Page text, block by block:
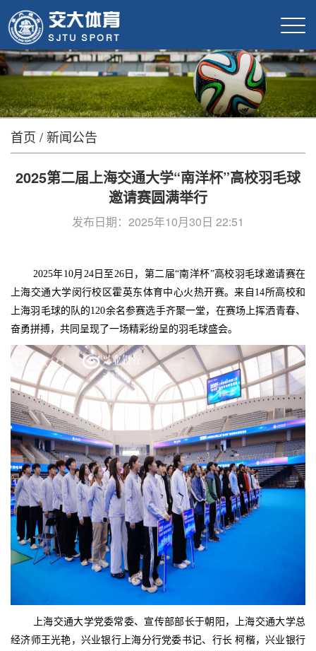
首页 /新闻公告
2025第二届上海交通大学“南洋杯”高校羽毛球
邀请赛圆满举行
发布日期：2025年10月30日 22:51
2025年10月24日至26日，第二届“南洋杯”高校羽毛球邀请赛在
上海交通大学闵行校区霍英东体育中心火热开赛。来自14所高校和
上海羽毛球的队的120余名参赛选手齐聚一堂，在赛场上挥洒青春、
奋勇拼搏，共同呈现了一场精彩纷呈的羽毛球盛会。
上海交通大学党委常委、宣传部部长于朝阳，上海交通大学总
经济师王光艳，兴业银行上海分行党委书记、行长 柯楷，兴业银行